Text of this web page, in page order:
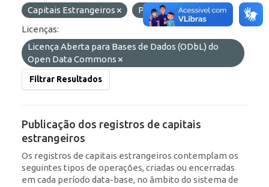
Capitais Estrangeiros
Portfólio
ROF
Licenças:
Licença Aberta para Bases de Dados (ODbL) do
Open Data Commons
Filtrar Resultados
Publicação dos registros de capitais
estrangeiros
Os registros de capitais estrangeiros contemplam os
seguintes tipos de operações, criadas ou encerradas
em cada período data-base, no âmbito do sistema de